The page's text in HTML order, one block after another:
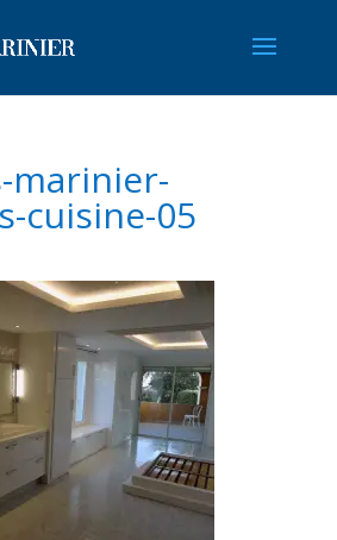
marinier-
cuisine-05